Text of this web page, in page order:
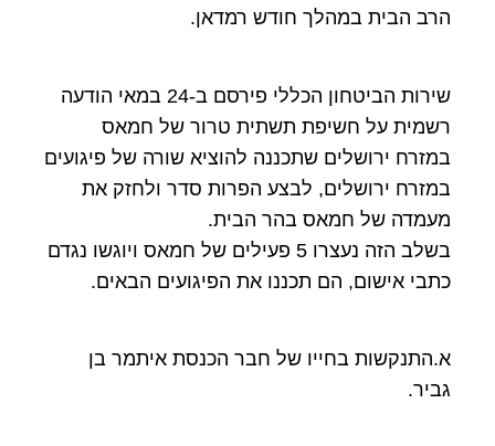
הרב הבית במהלך חודש רמדאן.
שירות הביטחון הכללי פירסם ב-24 במאי הודעה
רשמית על חשיפת תשתית טרור של חמאס
במזרח ירושלים שתכננה להוציא שורה של פיגועים
במזרח ירושלים, לבצע הפרות סדר ולחזק את
מעמדה של חמאס בהר הבית.
בשלב הזה נעצרו 5 פעילים של חמאס ויוגשו נגדם
כתבי אישום, הם תכננו את הפיגועים הבאים.
א.התנקשות בחייו של חבר הכנסת איתמר בן
גביר.